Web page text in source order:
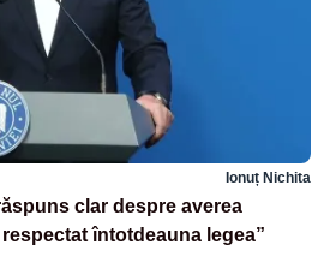
Ionuț Nichita
clar despre averea
întotdeauna legea”